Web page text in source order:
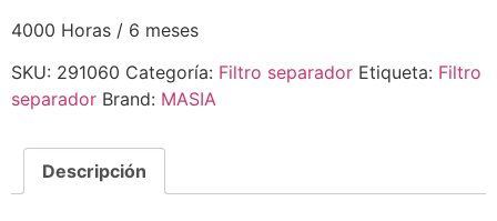
4000 Horas / 6 meses
SKU: 291060 Categoría: Filtro separador Etiqueta: Filtro
separador Brand: MASIA
Descripción